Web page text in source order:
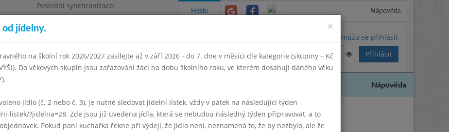
Poslední synchronizace:
Pátek 3.7.2026 12:21
Omezení objednávek
4, Květnového vítězství 57
Heslo Nápověda
Nemůžu se přihlásit
Kontakty a informace Nápověda
Duben 2007 Květen 2007 Červen 2007 Září 2007 Říjen 2007
×
jídelny.
na školní rok 2026/2027 zasílejte až v září 2026 - do 7. dne v měsíci dle kategorie (skupiny – Kč
VÝŠI). Do věkových skupin jsou zařazováni žáci na dobu školního roku, ve kterém dosahují daného věku
jídlo (č. 2 nebo č. 3), je nutné sledovat jídelní lístek, vždy v pátek na následující týden
listek/?jidelna=28. Zde jsou již uvedena jídla, která se nebudou následný týden připravovat, a to
Pokud paní kuchařka řekne při výdeji, že jídlo není, neznamená to, že by nezbylo, ale že